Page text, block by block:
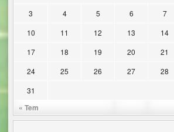
« Tem
3
4 5 6 7
10 11 12 13 14
17
18 19 20 21
24
25 26 27 28
31